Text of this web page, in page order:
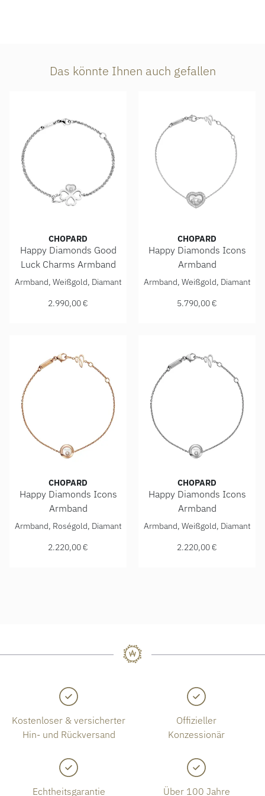
Das könnte Ihnen auch gefallen
CHOPARD
Happy Diamonds Good
Luck Charms Armband
Chopard Happy Diamonds Good Luck Charms Armband,
Armband, Weißgold, Diamant
2.990,00 €
CHOPARD
Happy Diamonds Icons
Armband
Chopard Happy Diamonds
Armband, Weißgold, Diamant
5.790,00 €
CHOPARD
Happy Diamonds Icons
Armband
Chopard Happy Diamonds Icons Armband, Ref: 85A017-
Armband, Roségold, Diamant
2.220,00 €
CHOPARD
Happy Diamonds Icons
Armband
Chopard Happy Diamonds
Armband, Weißgold, Diamant
2.220,00 €
Kostenloser & versicherter
Hin- und Rückversand
Offizieller
Konzessionär
Echtheitsgarantie
Über 100 Jahre